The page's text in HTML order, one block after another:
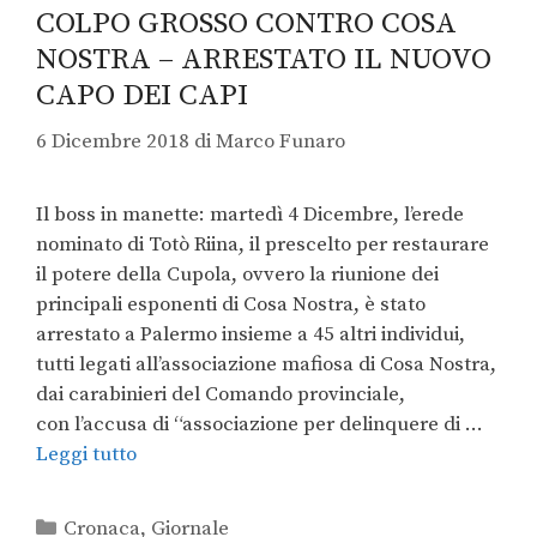
COLPO GROSSO CONTRO COSA
NOSTRA – ARRESTATO IL NUOVO
CAPO DEI CAPI
6 Dicembre 2018 diMarco Funaro
Il boss in manette: martedì 4 Dicembre, l’erede
nominato di Totò Riina, il prescelto per restaurare
il potere della Cupola, ovvero la riunione dei
principali esponenti di Cosa Nostra, è stato
arrestato a Palermo insieme a 45 altri individui,
tutti legati all’associazione mafiosa di Cosa Nostra,
dai carabinieri del Comando provinciale,
con l’accusa di “associazione per delinquere di …
Leggi tutto
Cronaca, Giornale